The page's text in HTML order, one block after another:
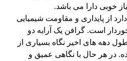
خوبی دارا می باشد.
از پایداری و مقاومت شیمیایی
است. گرافن یک آرایه دو
دهه های اخیر نگاه بسیاری از
در هر حال با نگاهی عمیق و